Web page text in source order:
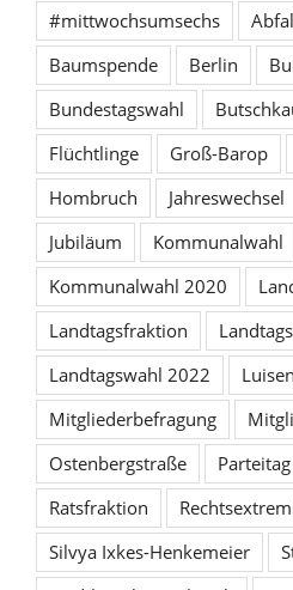
#mittwochsumsechs
Baumspende
Berlin
Bundestagswahl
Flüchtlinge
Groß-Barop
Hombruch
Jahreswechsel
Jubiläum
Kommunalwahl
Kommunalwahl 2020
Landtagsfraktion
Landtagswahl 2022
Mitgliederbefragung
Ostenbergstraße
Parteitag
Ratsfraktion
Silvya Ixkes-Henkemeier